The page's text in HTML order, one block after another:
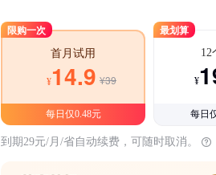
限购一次
首月试用
¥14.9 ¥39
每日仅0.48元
最划算
12
¥
每日
到期29元/月/省自动续费，可随时取消。